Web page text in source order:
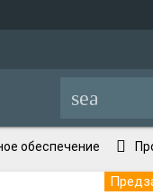
search
обеспечение
на сервер (x86-